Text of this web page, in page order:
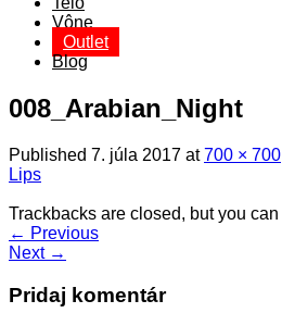
Vône
Outlet
Blog
008_Arabian_Night
Published 7. júla 2017 at700 × 700
Lips
Trackbacks are closed, but you can
← Previous
Next →
Pridaj komentár